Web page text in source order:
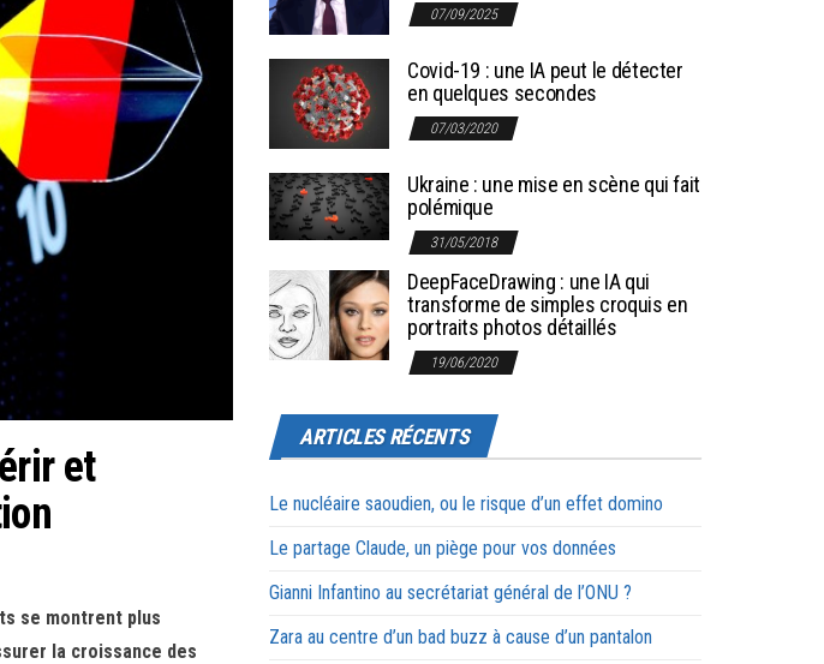
et
se montrent plus
la croissance des
07/09/2025
Covid-19 : une IA peut le détecter
en quelques secondes
07/03/2020
Ukraine : une mise en scène qui fait
polémique
31/05/2018
DeepFaceDrawing : une IA qui
transforme de simples croquis en
portraits photos détaillés
19/06/2020
ARTICLES RÉCENTS
Le nucléaire saoudien, ou le risque d’un effet domino
Le partage Claude, un piège pour vos données
Gianni Infantino au secrétariat général de l’ONU ?
Zara au centre d’un bad buzz à cause d’un pantalon